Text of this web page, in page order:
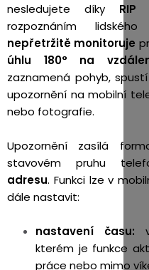
nesledujete díky RIP
rozpoznáním
nepřetržitě monitoruje
úhlu 180° na
zaznamená pohyb,
upozornění na mobilní
nebo fotografie.
Upozornění zasílá
stavovém pruhu
adresu. Funkci lze v
dále nastavit:
nastavení času:
kterém je funkce
práce nebo mimo